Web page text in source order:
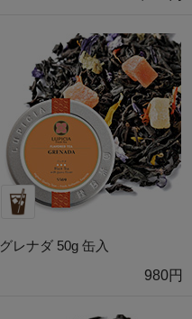
グレナダ 50g 缶入
980円